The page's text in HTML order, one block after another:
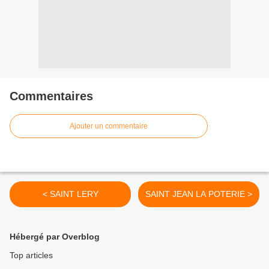
Commentaires
Ajouter un commentaire
< SAINT LERY SAINT JEAN LA POTERIE >
Hébergé par Overblog
Top articles